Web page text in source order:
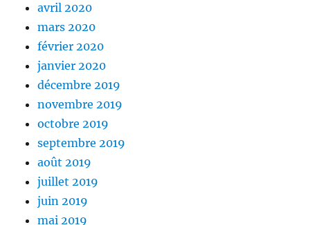
avril 2020
mars 2020
février 2020
janvier 2020
décembre 2019
novembre 2019
octobre 2019
septembre 2019
août 2019
juillet 2019
juin 2019
mai 2019